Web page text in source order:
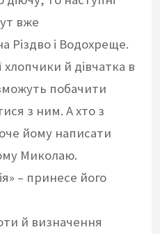
вже
Різдво і Водохреще.
й дівчатка в
побачити
з ним. А хто з
йому написати
Миколаю.
– принесе його
й визначення